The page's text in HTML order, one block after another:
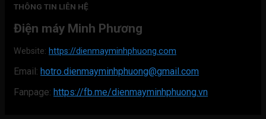
THÔNG TIN LIÊN HỆ
Điện máy Minh Phương
Website: https://dienmayminhphuong.com
Email: hotro.dienmayminhphuong@gmail.com
Fanpage: https://fb.me/dienmayminhphuong.vn